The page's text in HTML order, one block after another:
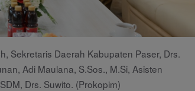
Sekretaris Daerah Kabupaten Paser, Drs.
Adi Maulana, S.Sos., M.Si, Asisten
Drs. Suwito. (Prokopim)